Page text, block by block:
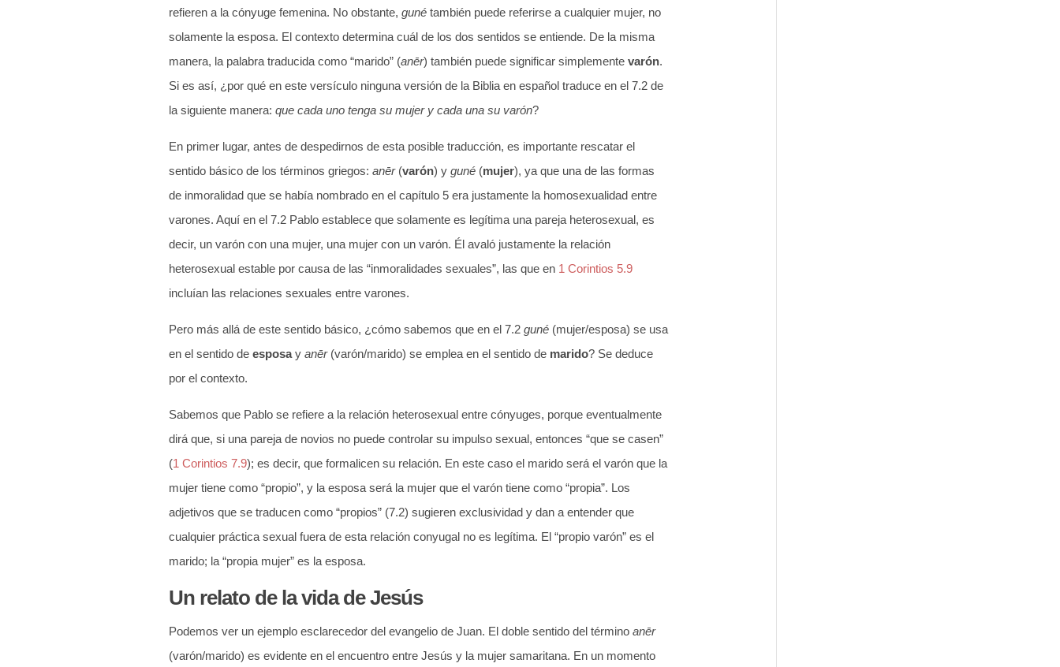
refieren a la cónyuge femenina. No obstante, gunétambién puede referirse a cualquier mujer, no
solamente la esposa. El contexto determina cuál de los dos sentidos se entiende. De la misma
manera, la palabra traducida como “marido” (anēr) también puede significar simplemente varón.
Si es así, ¿por qué en este versículo ninguna versión de la Biblia en español traduce en el 7.2 de
la siguiente manera: que cada uno tenga su mujer y cada una su varón?
En primer lugar, antes de despedirnos de esta posible traducción, es importante rescatar el
sentido básico de los términos griegos: anēr(varón) y guné(mujer), ya que una de las formas
de inmoralidad que se había nombrado en el capítulo 5 era justamente la homosexualidad entre
varones. Aquí en el 7.2 Pablo establece que solamente es legítima una pareja heterosexual, es
decir, un varón con una mujer, una mujer con un varón. Él avaló justamente la relación
heterosexual estable por causa de las “inmoralidades sexuales”, las que en 1 Corintios 5.9
incluían las relaciones sexuales entre varones.
Pero más allá de este sentido básico, ¿cómo sabemos que en el 7.2 guné(mujer/esposa) se usa
en el sentido de esposay anēr(varón/marido) se emplea en el sentido de marido? Se deduce
por el contexto.
Sabemos que Pablo se refiere a la relación heterosexual entre cónyuges, porque eventualmente
dirá que, si una pareja de novios no puede controlar su impulso sexual, entonces “que se casen”
(1 Corintios 7.9); es decir, que formalicen su relación. En este caso el marido será el varón que la
mujer tiene como “propio”, y la esposa será la mujer que el varón tiene como “propia”. Los
adjetivos que se traducen como “propios” (7.2) sugieren exclusividad y dan a entender que
cualquier práctica sexual fuera de esta relación conyugal no es legítima. El “propio varón” es el
marido; la “propia mujer” es la esposa.
Un relato de la vida de Jesús
Podemos ver un ejemplo esclarecedor del evangelio de Juan. El doble sentido del término anēr
(varón/marido) es evidente en el encuentro entre Jesús y la mujer samaritana. En un momento